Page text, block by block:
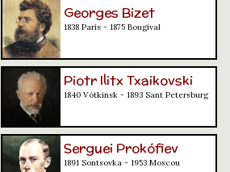
Georges Bizet
1838 París - 1875 Bougival
Piotr Ilitx Txaikovski
1840 Vótkinsk - 1893 Sant Petersburg
Serguei Prokófiev
1891 Sontsovka - 1953 Moscou